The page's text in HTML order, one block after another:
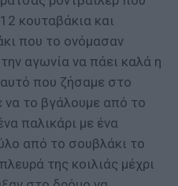
κουταβάκια και
που το ονόμασαν
την αγωνία να πάει καλά η
που ζήσαμε στο
να το βγάλουμε από το
παλικάρι με ένα
από το σουβλάκι το
της κοιλιάς μέχρι